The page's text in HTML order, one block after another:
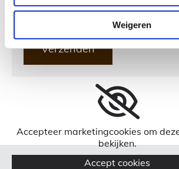
Weigeren
Accepteer marketingcookies om
bekijken.
Accept cookies